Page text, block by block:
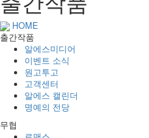
HOME
출간작품
알에스미디어
이벤트 소식
원고투고
고객센터
알에스 캘린더
명예의 전당
무협